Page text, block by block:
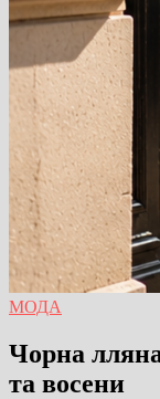
МОДА
Чорна
та восени